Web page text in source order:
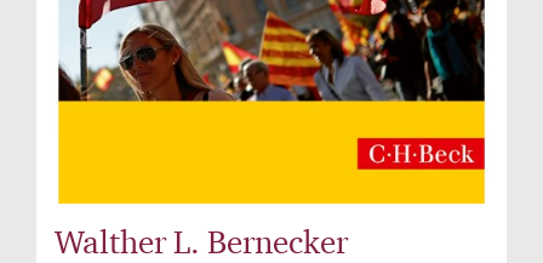
Walther L. Bernecker